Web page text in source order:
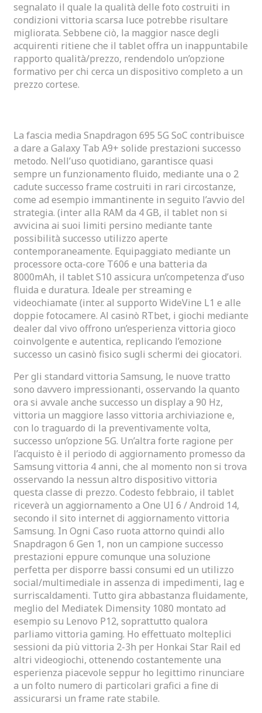
segnalato il quale la qualità delle foto costruiti in
condizioni vittoria scarsa luce potrebbe risultare
migliorata. Sebbene ciò, la maggior nasce degli
acquirenti ritiene che il tablet offra un inappuntabile
rapporto qualità/prezzo, rendendolo un’opzione
formativo per chi cerca un dispositivo completo a un
prezzo cortese.
La fascia media Snapdragon 695 5G SoC contribuisce
a dare a Galaxy Tab A9+ solide prestazioni successo
metodo. Nell’uso quotidiano, garantisce quasi
sempre un funzionamento fluido, mediante una o 2
cadute successo frame costruiti in rari circostanze,
come ad esempio immantinente in seguito l’avvio del
strategia. (inter alla RAM da 4 GB, il tablet non si
avvicina ai suoi limiti persino mediante tante
possibilità successo utilizzo aperte
contemporaneamente. Equipaggiato mediante un
processore octa-core T606 e una batteria da
8000mAh, il tablet S10 assicura un’competenza d’uso
fluida e duratura. Ideale per streaming e
videochiamate (inter. al supporto WideVine L1 e alle
doppie fotocamere. Al casinò RTbet, i giochi mediante
dealer dal vivo offrono un’esperienza vittoria gioco
coinvolgente e autentica, replicando l’emozione
successo un casinò fisico sugli schermi dei giocatori.
Per gli standard vittoria Samsung, le nuove tratto
sono davvero impressionanti, osservando la quanto
ora si avvale anche successo un display a 90 Hz,
vittoria un maggiore lasso vittoria archiviazione e,
con lo traguardo di la preventivamente volta,
successo un’opzione 5G. Un’altra forte ragione per
l’acquisto è il periodo di aggiornamento promesso da
Samsung vittoria 4 anni, che al momento non si trova
osservando la nessun altro dispositivo vittoria
questa classe di prezzo. Codesto febbraio, il tablet
riceverà un aggiornamento a One UI 6 / Android 14,
secondo il sito internet di aggiornamento vittoria
Samsung. In Ogni Caso ruota attorno quindi allo
Snapdragon 6 Gen 1, non un campione successo
prestazioni eppure comunque una soluzione
perfetta per disporre bassi consumi ed un utilizzo
social/multimediale in assenza di impedimenti, lag e
surriscaldamenti. Tutto gira abbastanza fluidamente,
meglio del Mediatek Dimensity 1080 montato ad
esempio su Lenovo P12, soprattutto qualora
parliamo vittoria gaming. Ho effettuato molteplici
sessioni da più vittoria 2-3h per Honkai Star Rail ed
altri videogiochi, ottenendo costantemente una
esperienza piacevole seppur ho legittimo rinunciare
a un folto numero di particolari grafici a fine di
assicurarsi un frame rate stabile.